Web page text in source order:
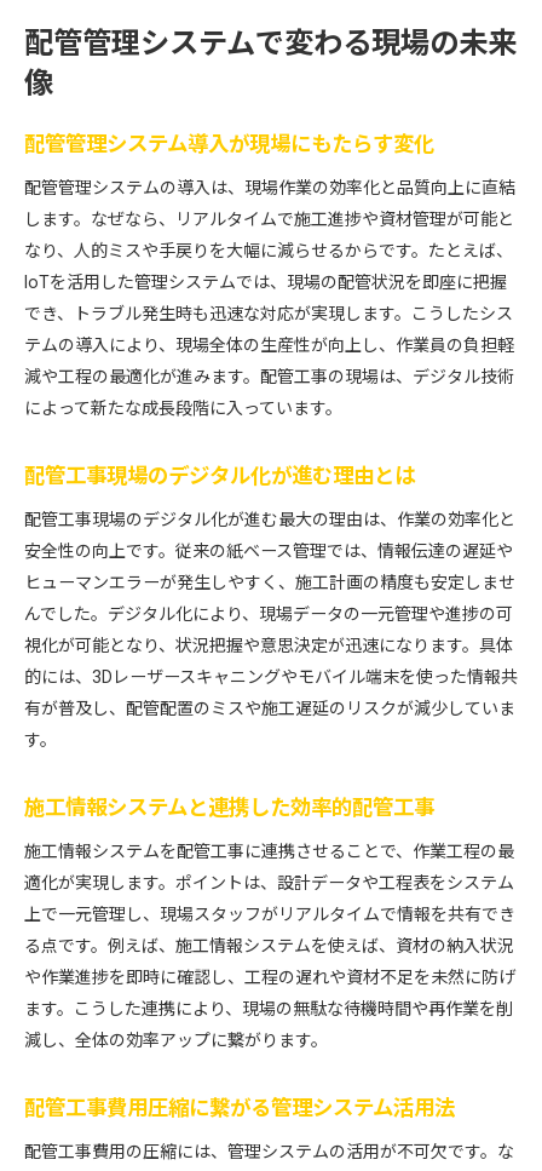
配管管理システムで変わる現場の未来
像
配管管理システム導入が現場にもたらす変化
配管管理システムの導入は、現場作業の効率化と品質向上に直結
します。なぜなら、リアルタイムで施工進捗や資材管理が可能と
なり、人的ミスや手戻りを大幅に減らせるからです。たとえば、
IoTを活用した管理システムでは、現場の配管状況を即座に把握
でき、トラブル発生時も迅速な対応が実現します。こうしたシス
テムの導入により、現場全体の生産性が向上し、作業員の負担軽
減や工程の最適化が進みます。配管工事の現場は、デジタル技術
によって新たな成長段階に入っています。
配管工事現場のデジタル化が進む理由とは
配管工事現場のデジタル化が進む最大の理由は、作業の効率化と
安全性の向上です。従来の紙ベース管理では、情報伝達の遅延や
ヒューマンエラーが発生しやすく、施工計画の精度も安定しませ
んでした。デジタル化により、現場データの一元管理や進捗の可
視化が可能となり、状況把握や意思決定が迅速になります。具体
的には、3Dレーザースキャニングやモバイル端末を使った情報共
有が普及し、配管配置のミスや施工遅延のリスクが減少していま
す。
施工情報システムと連携した効率的配管工事
施工情報システムを配管工事に連携させることで、作業工程の最
適化が実現します。ポイントは、設計データや工程表をシステム
上で一元管理し、現場スタッフがリアルタイムで情報を共有でき
る点です。例えば、施工情報システムを使えば、資材の納入状況
や作業進捗を即時に確認し、工程の遅れや資材不足を未然に防げ
ます。こうした連携により、現場の無駄な待機時間や再作業を削
減し、全体の効率アップに繋がります。
配管工事費用圧縮に繋がる管理システム活用法
配管工事費用の圧縮には、管理システムの活用が不可欠です。な